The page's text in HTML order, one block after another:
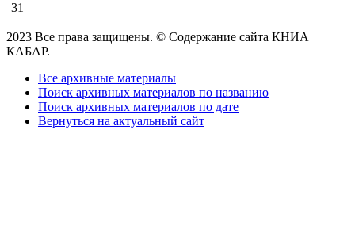
31
2023 Все права защищены. © Содержание сайта КНИА
КАБАР.
Все архивные материалы
Поиск архивных материалов по названию
Поиск архивных материалов по дате
Вернуться на актуальный сайт